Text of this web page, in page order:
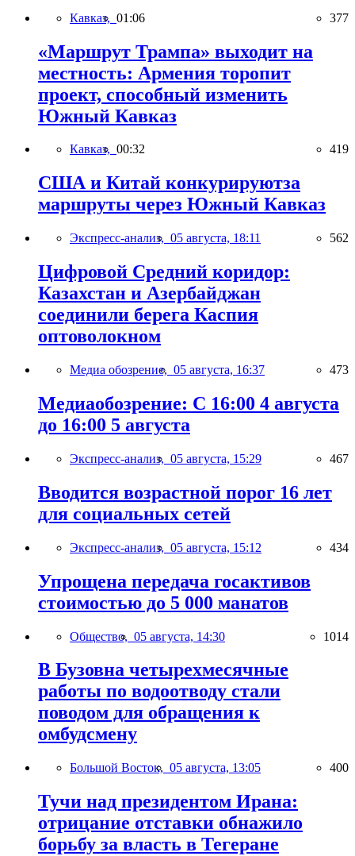
Кавказ, 01:06 377
«Маршрут Трампа» выходит на
местность: Армения торопит
проект, способный изменить
Южный Кавказ
Кавказ, 00:32 419
США и Китай конкурируютза
маршруты через Южный Кавказ
Экспресс-анализ, 05 августа, 18:11 562
Цифровой Средний коридор:
Казахстан и Азербайджан
соединили берега Каспия
оптоволокном
Медиа обозрение, 05 августа, 16:37 473
Медиаобозрение: С 16:00 4 августа
до 16:00 5 августа
Экспресс-анализ, 05 августа, 15:29 467
Вводится возрастной порог 16 лет
для социальных сетей
Экспресс-анализ, 05 августа, 15:12 434
Упрощена передача госактивов
стоимостью до 5 000 манатов
Общество, 05 августа, 14:30 1014
В Бузовна четырехмесячные
работы по водоотводу стали
поводом для обращения к
омбудсмену
Большой Восток, 05 августа, 13:05 400
Тучи над президентом Ирана:
отрицание отставки обнажило
борьбу за власть в Тегеране